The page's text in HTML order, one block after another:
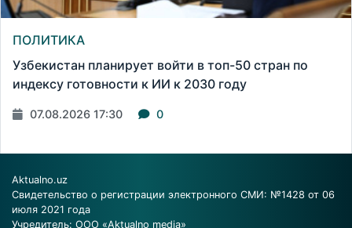
ПОЛИТИКА
Узбекистан планирует войти в топ-50 стран по
индексу готовности к ИИ к 2030 году
07.08.2026 17:30 0
Aktualno.uz
Свидетельство о регистрации электронного СМИ: №1428 от 06
июля 2021 года
Учредитель: ООО «Aktualno media»